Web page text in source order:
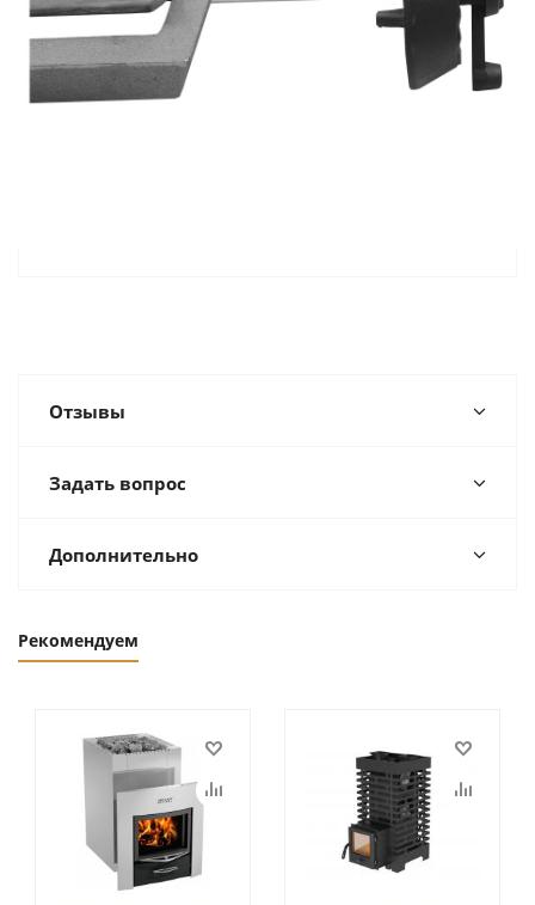
Отзывы
Задать вопрос
Дополнительно
Рекомендуем